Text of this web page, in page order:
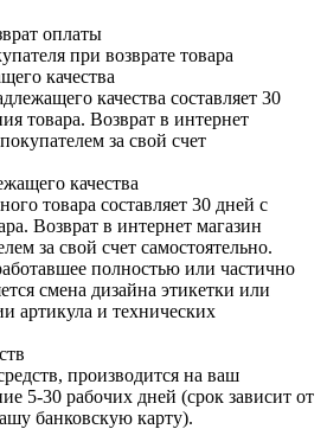
оплаты
при возврате товара
качества
качества составляет 30
товара. Возврат в интернет
за свой счет
качества
товара составляет 30 дней с
Возврат в интернет магазин
за свой счет самостоятельно.
полностью или частично
смена дизайна этикетки или
артикула и технических
производится на ваш
5-30 рабочих дней (срок зависит от
банковскую карту).